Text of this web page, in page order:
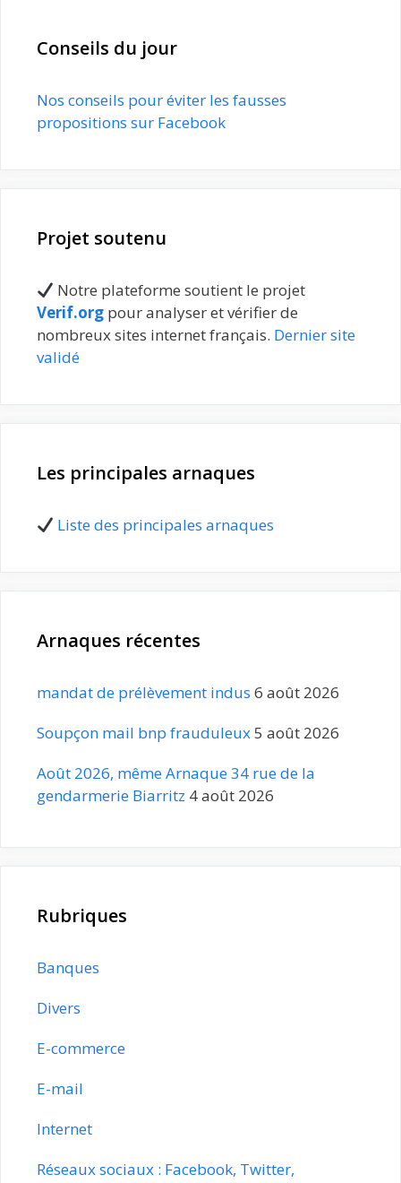
Conseils du jour
Nos conseils pour éviter les fausses
propositions sur Facebook
Projet soutenu
Notre plateforme soutient le projet
Verif.org pour analyser et vérifier de
nombreux sites internet français. Dernier site
validé
Les principales arnaques
Liste des principales arnaques
Arnaques récentes
mandat de prélèvement indus 6 août 2026
Soupçon mail bnp frauduleux5 août 2026
Août 2026, même Arnaque 34 rue de la
gendarmerie Biarritz 4 août 2026
Rubriques
Banques
Divers
E-commerce
E-mail
Internet
Réseaux sociaux : Facebook, Twitter,